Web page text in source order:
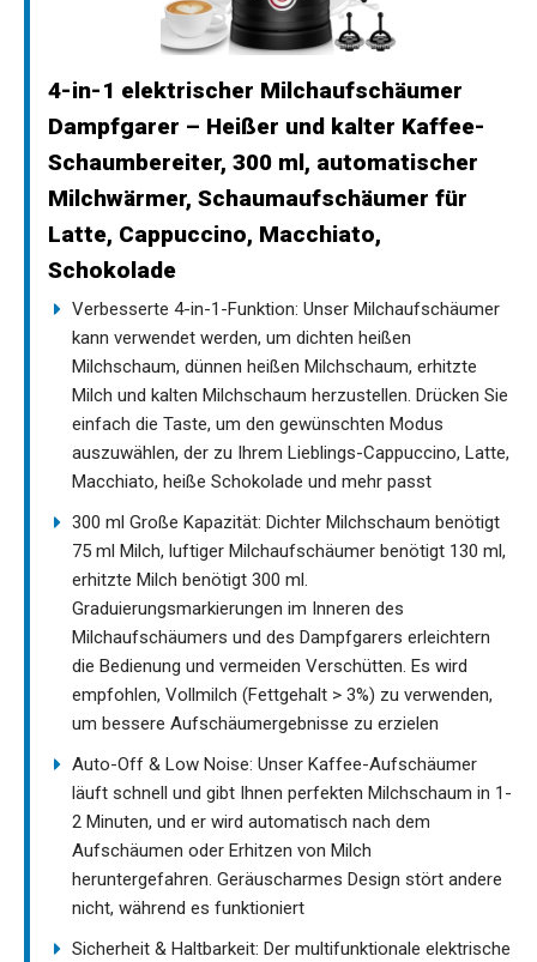
4-in-1 elektrischer Milchaufschäumer
Dampfgarer – Heißer und kalter Kaffee-
Schaumbereiter, 300 ml, automatischer
Milchwärmer, Schaumaufschäumer für
Latte, Cappuccino, Macchiato,
Schokolade
Verbesserte 4-in-1-Funktion: Unser Milchaufschäumer
kann verwendet werden, um dichten heißen
Milchschaum, dünnen heißen Milchschaum, erhitzte
Milch und kalten Milchschaum herzustellen. Drücken Sie
einfach die Taste, um den gewünschten Modus
auszuwählen, der zu Ihrem Lieblings-Cappuccino, Latte,
Macchiato, heiße Schokolade und mehr passt
300 ml Große Kapazität: Dichter Milchschaum benötigt
75 ml Milch, luftiger Milchaufschäumer benötigt 130 ml,
erhitzte Milch benötigt 300 ml.
Graduierungsmarkierungen im Inneren des
Milchaufschäumers und des Dampfgarers erleichtern
die Bedienung und vermeiden Verschütten. Es wird
empfohlen, Vollmilch (Fettgehalt > 3%) zu verwenden,
um bessere Aufschäumergebnisse zu erzielen
Auto-Off & Low Noise: Unser Kaffee-Aufschäumer
läuft schnell und gibt Ihnen perfekten Milchschaum in 1-
2 Minuten, und er wird automatisch nach dem
Aufschäumen oder Erhitzen von Milch
heruntergefahren. Geräuscharmes Design stört andere
nicht, während es funktioniert
Sicherheit & Haltbarkeit: Der multifunktionale elektrische